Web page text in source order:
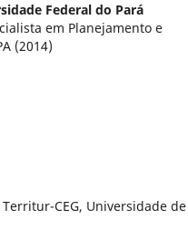
Federal do Pará
em Planejamento e
(2014)
CEG, Universidade de